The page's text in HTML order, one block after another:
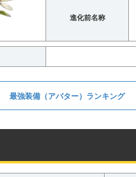
進化前名称
最強装備（アバター）ランキング